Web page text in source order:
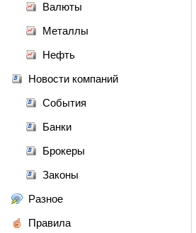
Валюты
Металлы
Нефть
Новости компаний
События
Банки
Брокеры
Законы
Разное
Правила